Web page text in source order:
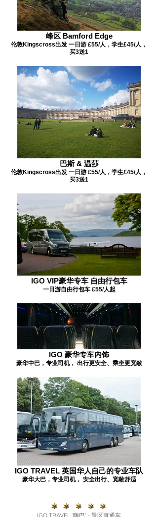
峰区 Bamford Edge
伦敦Kingscross出发 一日游 £55/人，学生£45/人，
买3送1
巴斯 & 温莎
伦敦Kingscross出发 一日游 £55/人，学生£45/人，
买3送1
IGO VIP豪华专车 自由行包车
一日游自由行包车 £55/人起
IGO 豪华专车内饰
豪华中巴，专业司机， 出行更安全、乘坐更宽敞
IGO TRAVEL 英国华人自己的专业车队
豪华大巴，专业司机， 安全出行、宽敞舒适
IGO TRAVEL ‘嗨巴’ - 景区直通车